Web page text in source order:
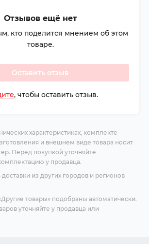
Отзывов ещё нет
кто поделится мнением об этом
товаре.
Оставить отзыв
, чтобы оставить отзыв.
характеристиках, комплекте
и внешнем виде товара носит
Перед покупкой уточняйте
у продавца.
из других городов и регионов
товары» подобраны автоматически.
уточняйте у продавца или